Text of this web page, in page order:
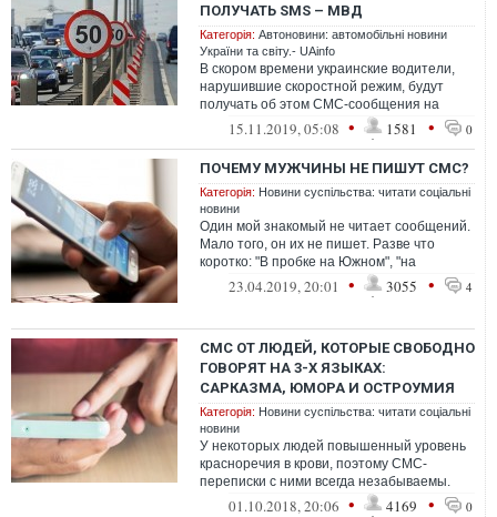
ПОЛУЧАТЬ SMS – МВД
Категорія: Автоновини: автомобільні новини
України та світу.- UAinfo
В скором времени украинские водители,
нарушившие скоростной режим, будут
получать об этом СМС-сообщения на
телефон. С такой неожиданной
инициативой вы...
15.11.2019, 05:08 • 1581 • 0
​ПОЧЕМУ МУЖЧИНЫ НЕ ПИШУТ СМС?
Категорія: Новини суспільства: читати соціальні
новини
Один мой знакомый не читает сообщений.
Мало того, он их не пишет. Разве что
коротко: "В пробке на Южном", "на
совещании", "в кино", "на картинге", "на...
23.04.2019, 20:01 • 3055 • 4
СМС ОТ ЛЮДЕЙ, КОТОРЫЕ СВОБОДНО
ГОВОРЯТ НА 3-Х ЯЗЫКАХ:
САРКАЗМА, ЮМОРА И ОСТРОУМИЯ
Категорія: Новини суспільства: читати соціальні
новини
У некоторых людей повышенный уровень
красноречия в крови, поэтому СМС-
переписки с ними всегда незабываемы.
Если среди ваших знакомых есть такой
01.10.2018, 20:06 • 4169 • 0